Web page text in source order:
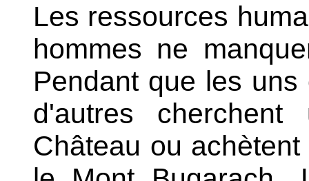
Les ressources
hommes ne
Pendant que les
d'autres
Château ou